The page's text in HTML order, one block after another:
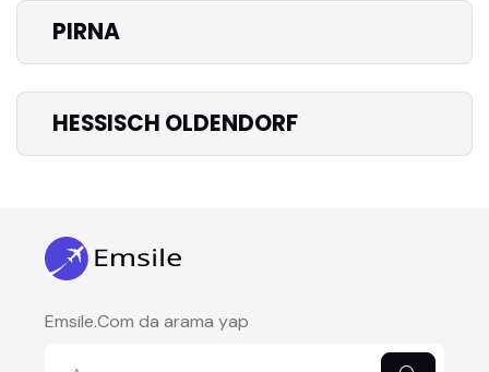
PIRNA
HESSISCH OLDENDORF
Emsile.Com da arama yap